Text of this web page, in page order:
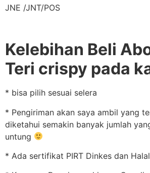
JNE /JNT/POS
Kelebihan Beli
Teri crispy pada
* bisa pilih sesuai selera
* Pengiriman akan saya ambil yang
diketahui semakin banyak jumlah
untung
* Ada sertifikat PIRT Dinkes dan